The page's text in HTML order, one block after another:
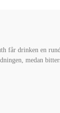
drinken en
medan